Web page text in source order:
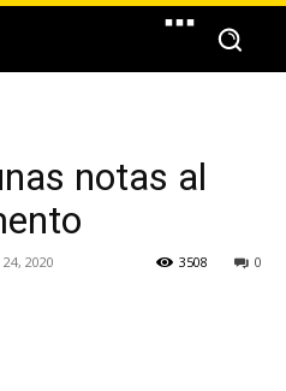
notas al
2020 0
3508